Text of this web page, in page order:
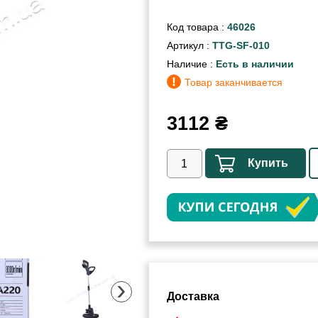
›
Код товара : 46026
Артикул : TTG-SF-010
Наличие : Есть в наличии
! Товар заканчивается
3112 ₴
Купить
Доставка